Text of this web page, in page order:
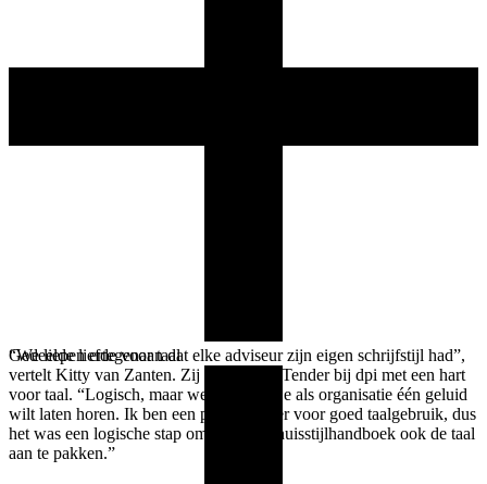
“We liepen ertegenaan dat elke adviseur zijn eigen schrijfstijl had”,
vertelt Kitty van Zanten. Zij is adviseur Tender bij dpi met een hart
voor taal. “Logisch, maar wel lastig als je als organisatie één geluid
wilt laten horen. Ik ben een pleitbezorger voor goed taalgebruik, dus
het was een logische stap om naast het huisstijlhandboek ook de taal
aan te pakken.”
Gedeelde liefde voor taal